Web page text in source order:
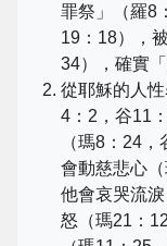
罪祭」（羅8
19：18），
34），確實
從耶穌的人
4：2，谷11
（瑪8：24
會動慈悲心
他會哀哭流
怒（瑪21：